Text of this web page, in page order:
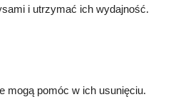
i utrzymać ich wydajność.
mogą pomóc w ich usunięciu.